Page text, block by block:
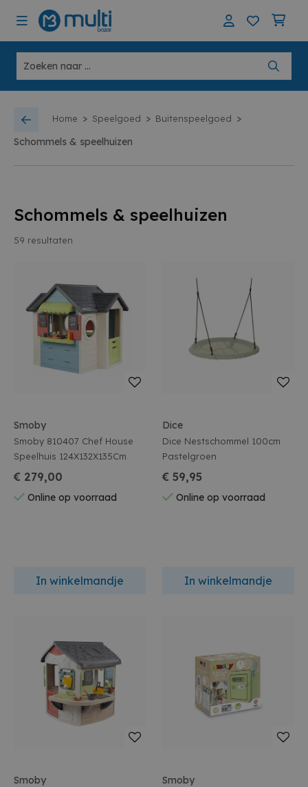
Home > Speelgoed > Buitenspeelgoed >
Schommels & speelhuizen
Schommels & speelhuizen
59 resultaten
Smoby
Smoby 810407 Chef House
Speelhuis 124X132X135Cm
€ 279,00
Online op voorraad
In winkelmandje
Dice
Dice Nestschommel 100cm
Pastelgroen
€ 59,95
Online op voorraad
In winkelmandje
Smoby Smoby